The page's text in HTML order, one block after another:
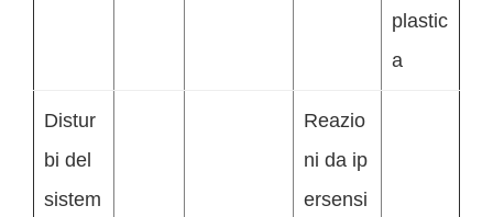
plastic
a
Distur
bi del
sistem
Reazio
ni da ip
ersensi